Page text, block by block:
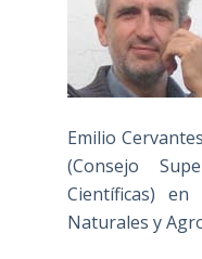
Emilio
(Consejo
Científicas)
Naturales y